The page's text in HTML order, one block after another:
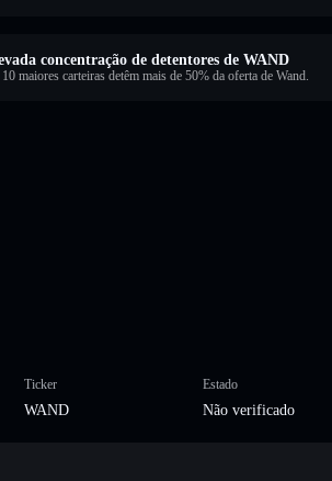
concentração de detentores de WAND
maiores carteiras detêm mais de 50% da oferta de Wand.
Ticker
WAND
Estado
Não verificado